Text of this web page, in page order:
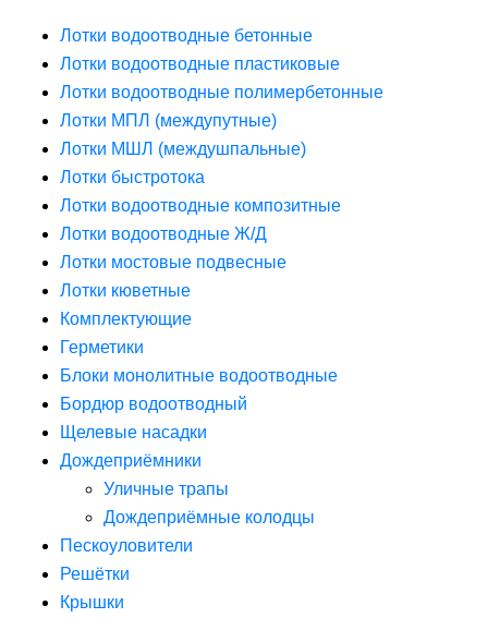
Лотки водоотводные бетонные
Лотки водоотводные пластиковые
Лотки водоотводные полимербетонные
Лотки МПЛ (междупутные)
Лотки МШЛ (междушпальные)
Лотки быстротока
Лотки водоотводные композитные
Лотки водоотводные Ж/Д
Лотки мостовые подвесные
Лотки кюветные
Комплектующие
Герметики
Блоки монолитные водоотводные
Бордюр водоотводный
Щелевые насадки
Дождеприёмники
Уличные трапы
Дождеприёмные колодцы
Пескоуловители
Решётки
Крышки